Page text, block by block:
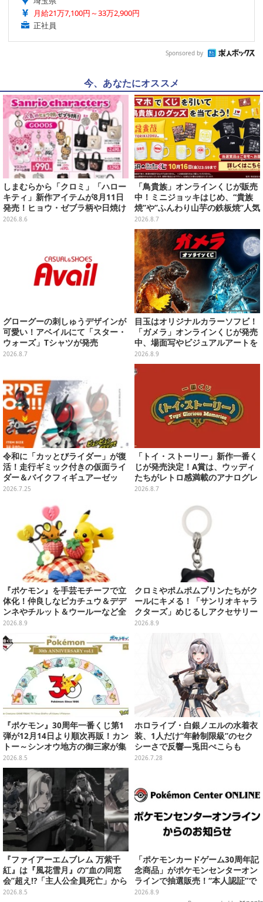
月給21万7,100円～33万2,900円
正社員
Sponsored by
今、あなたにオススメ
しまむらから「クロミ」「ハロー
キティ」新作アイテムが8月11日
発売！ヒョウ・ゼブラ柄や日焼け
デザインの可愛い雑貨・アパレル
2026.8.6
「鳥貴族」オンラインくじが販売
中！ミニジョッキはじめ、“貴族
焼”や”ふんわり山芋の鉄板焼”人気
メニューTシャツなどラインナッ
プ
2026.8.7
グローグーの刺しゅうデザインが
可愛い！アベイルにて「スター・
ウォーズ」Tシャツが発売
2026.8.7
目玉はオリジナルカラーソフビ！
「ガメラ」オンラインくじが発売
中、場面写やビジュアルアートを
使用した豪華賞品をラインナップ
2026.8.9
令和に「カッとびライダー」が復
活！走行ギミック付きの仮面ライ
ダー＆バイクフィギュア―ゼッ
ツ、新1号など全7種類
2026.7.25
「トイ・ストーリー」新作一番く
じが発売決定！A賞は、ウッディ
たちがレトロ感満載のアナログレ
コード上を走る姿で立体化
2026.8.7
『ポケモン』を手芸モチーフで立
体化！仲良しなピカチュウ＆デデ
ンネやチルット＆ウールーなど全
6種
2026.8.9
クロミやポムポムプリンたちがク
ールにキメる！「サンリオキャラ
クターズ」めじるしアクセサリー
がガシャポン展開
2026.8.9
『ポケモン』30周年一番くじ第1
弾が12月14日より順次再販！カン
トー～シンオウ地方の御三家が集
まった時計、ぬいぐるみなど記念
グッズ盛りだくさん
2026.8.5
ホロライブ・白銀ノエルの水着衣
装、1人だけ“年齢制限級”のセク
シーさで反響―兎田ぺこらも
「こ、こんなことが許されていい
2026.7.28
『ファイアーエムブレム 万紫千
紅』は『風花雪月』の“血の同窓
会”超え!?「主人公全員死亡」から
始まる物語は、様々なシリーズ作
2026.8.5
「ポケモンカードゲーム30周年記
念商品」がポケモンセンターオン
ラインで抽選販売！“本人認証”で
当選率アップ
2026.8.9